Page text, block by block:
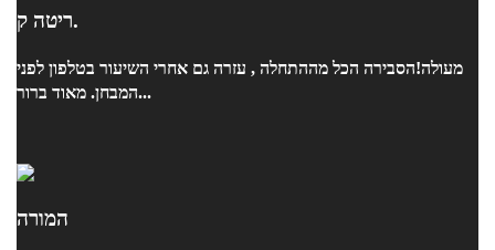
ריטה ק.
מעולה!הסבירה הכל מההתחלה , עזרה גם אחרי השיעור בטלפון לפני
המבחן. מאוד ברור...
המורה